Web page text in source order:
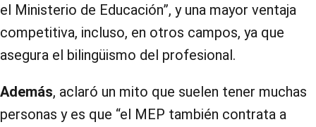
el Ministerio de Educación”, y una mayor ventaja
competitiva, incluso, en otros campos, ya que
asegura el bilingüismo del profesional.
Además, aclaró un mito que suelen tener muchas
personas y es que “el MEP también contrata a